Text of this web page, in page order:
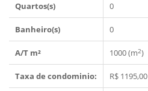
Quartos(s) 0
Banheiro(s) 0
A/T m² 1000 (m2)
Taxa de condominio: R$ 1195,00